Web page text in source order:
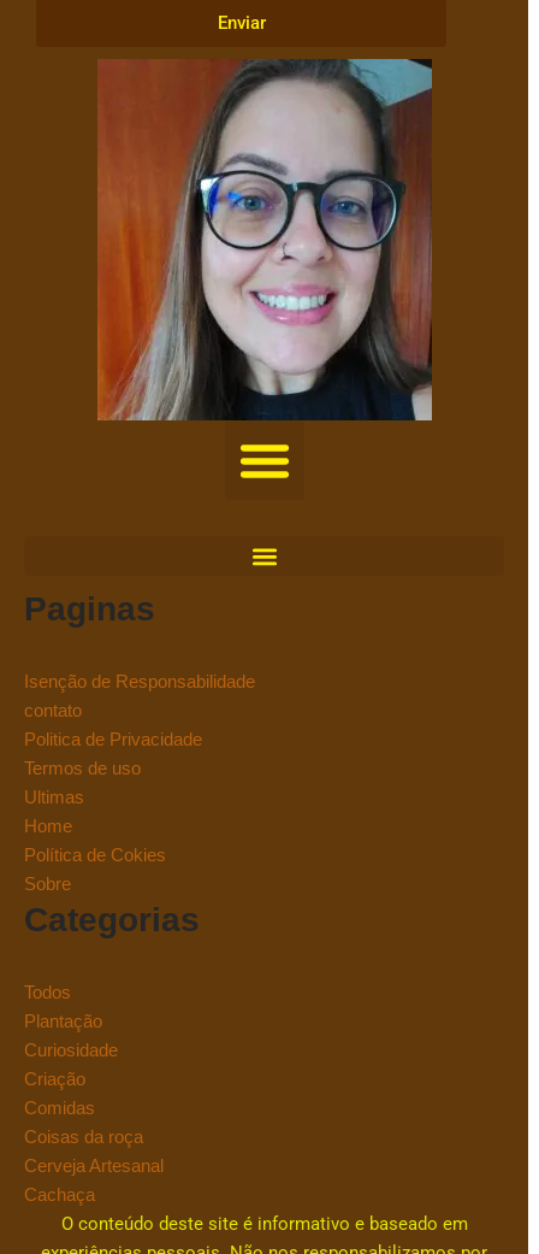
Enviar
Paginas
Isenção de Responsabilidade
contato
Politica de Privacidade
Termos de uso
Ultimas
Home
Política de Cokies
Sobre
Categorias
Todos
Plantação
Curiosidade
Criação
Comidas
Coisas da roça
Cerveja Artesanal
Cachaça
O conteúdo deste site é informativo e baseado em